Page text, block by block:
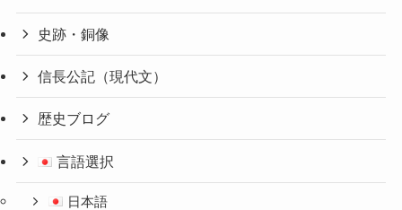
史跡・銅像
信長公記（現代文）
歴史ブログ
言語選択
日本語